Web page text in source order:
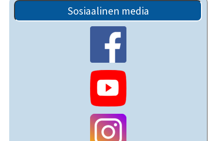
Sosiaalinen media